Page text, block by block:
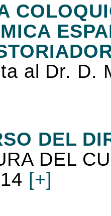
al Dr. D.
DEL
DEL
[+]